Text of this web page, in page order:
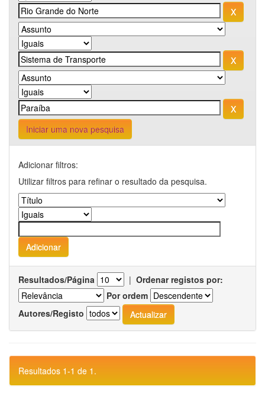
Iniciar uma nova pesquisa
Adicionar filtros:
Utilizar filtros para refinar o resultado da pesquisa.
Resultados/Página | Ordenar registos por:
Por ordem
Autores/Registo
Resultados 1-1 de 1.